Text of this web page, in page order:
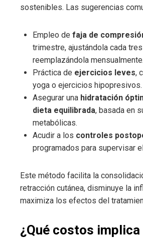
sostenibles. Las sugerencias
Empleo de faja de
trimestre, ajustándola cada
reemplazándola mensualmente.
Práctica de ejercicios leves,
yoga o ejercicios hipopresivos.
Asegurar una hidratación
dieta equilibrada, basada en
metabólicas.
Acudir a los controles
programados para supervisar
Este método facilita la
retracción cutánea, disminuye la
maximiza los efectos del
¿Qué costos implica